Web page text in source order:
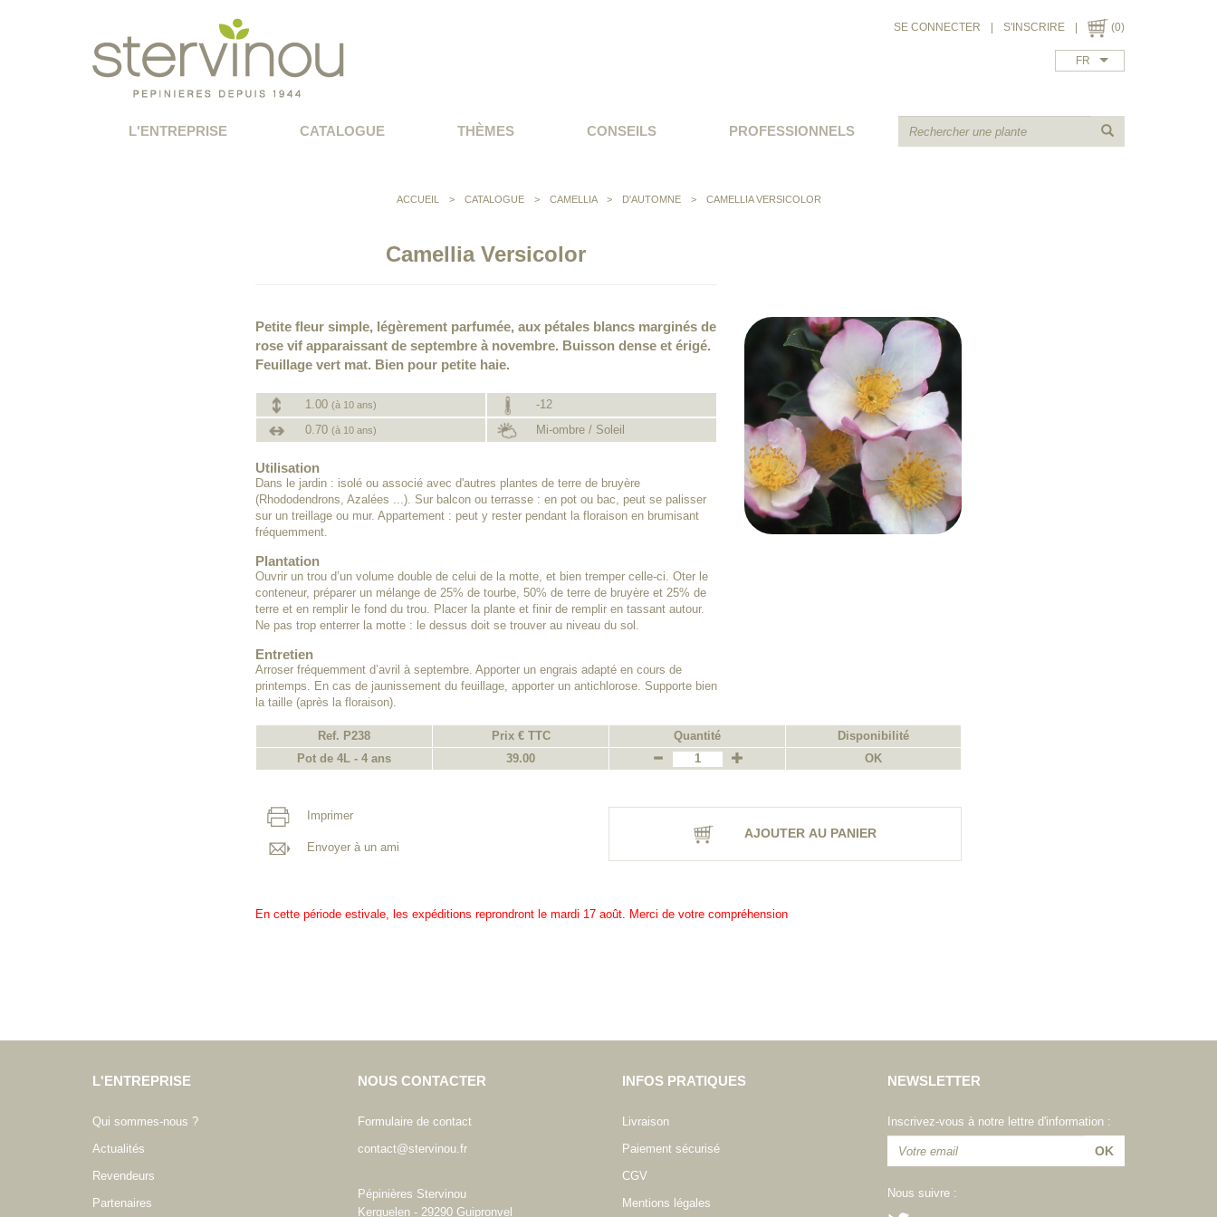
SE CONNECTER S'INSCRIRE (0)
FR
L'ENTREPRISE CATALOGUE THÈMES CONSEILS PROFESSIONNELS
ACCUEIL > CATALOGUE > CAMELLIA > D'AUTOMNE > CAMELLIA VERSICOLOR
Camellia Versicolor
Petite fleur simple, légèrement parfumée, aux pétales blancs marginés de
rose vif apparaissant de septembre à novembre. Buisson dense et érigé.
Feuillage vert mat. Bien pour petite haie.
1.00 (à 10 ans)
-12
0.70 (à 10 ans) Mi-ombre / Soleil
Utilisation
Dans le jardin : isolé ou associé avec d'autres plantes de terre de bruyère
(Rhododendrons, Azalées ...). Sur balcon ou terrasse : en pot ou bac, peut se palisser
sur un treillage ou mur. Appartement : peut y rester pendant la floraison en brumisant
fréquemment.
Plantation
Ouvrir un trou d’un volume double de celui de la motte, et bien tremper celle-ci. Oter le
conteneur, préparer un mélange de 25% de tourbe, 50% de terre de bruyère et 25% de
terre et en remplir le fond du trou. Placer la plante et finir de remplir en tassant autour.
Ne pas trop enterrer la motte : le dessus doit se trouver au niveau du sol.
Entretien
Arroser fréquemment d’avril à septembre. Apporter un engrais adapté en cours de
printemps. En cas de jaunissement du feuillage, apporter un antichlorose. Supporte bien
la taille (après la floraison).
Ref. P238 Prix € TTC Quantité
Disponibilité
Pot de 4L - 4 ans
39.00 OK
Imprimer
Envoyer à un ami
AJOUTER AU PANIER
En cette période estivale, les expéditions reprondront le mardi 17 août. Merci de votre compréhension
L'ENTREPRISE
Qui sommes-nous ?
Actualités
Revendeurs
Partenaires
NOUS CONTACTER
Formulaire de contact
contact@stervinou.fr
Pépinières Stervinou
Kerguelen - 29290 Guipronvel
INFOS PRATIQUES
Livraison
Paiement sécurisé
CGV
Mentions légales
NEWSLETTER
Inscrivez-vous à notre lettre d'information :
Nous suivre :